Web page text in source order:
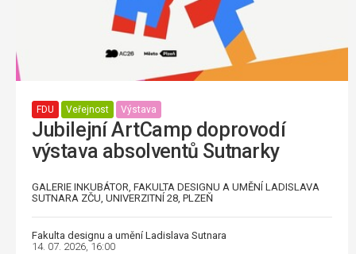
FDU Veřejnost Výstava
Jubilejní ArtCamp doprovodí
výstava absolventů Sutnarky
GALERIE INKUBÁTOR, FAKULTA DESIGNU A UMĚNÍ LADISLAVA
SUTNARA ZČU, UNIVERZITNÍ 28, PLZEŇ
Fakulta designu a umění Ladislava Sutnara
14. 07. 2026, 16:00